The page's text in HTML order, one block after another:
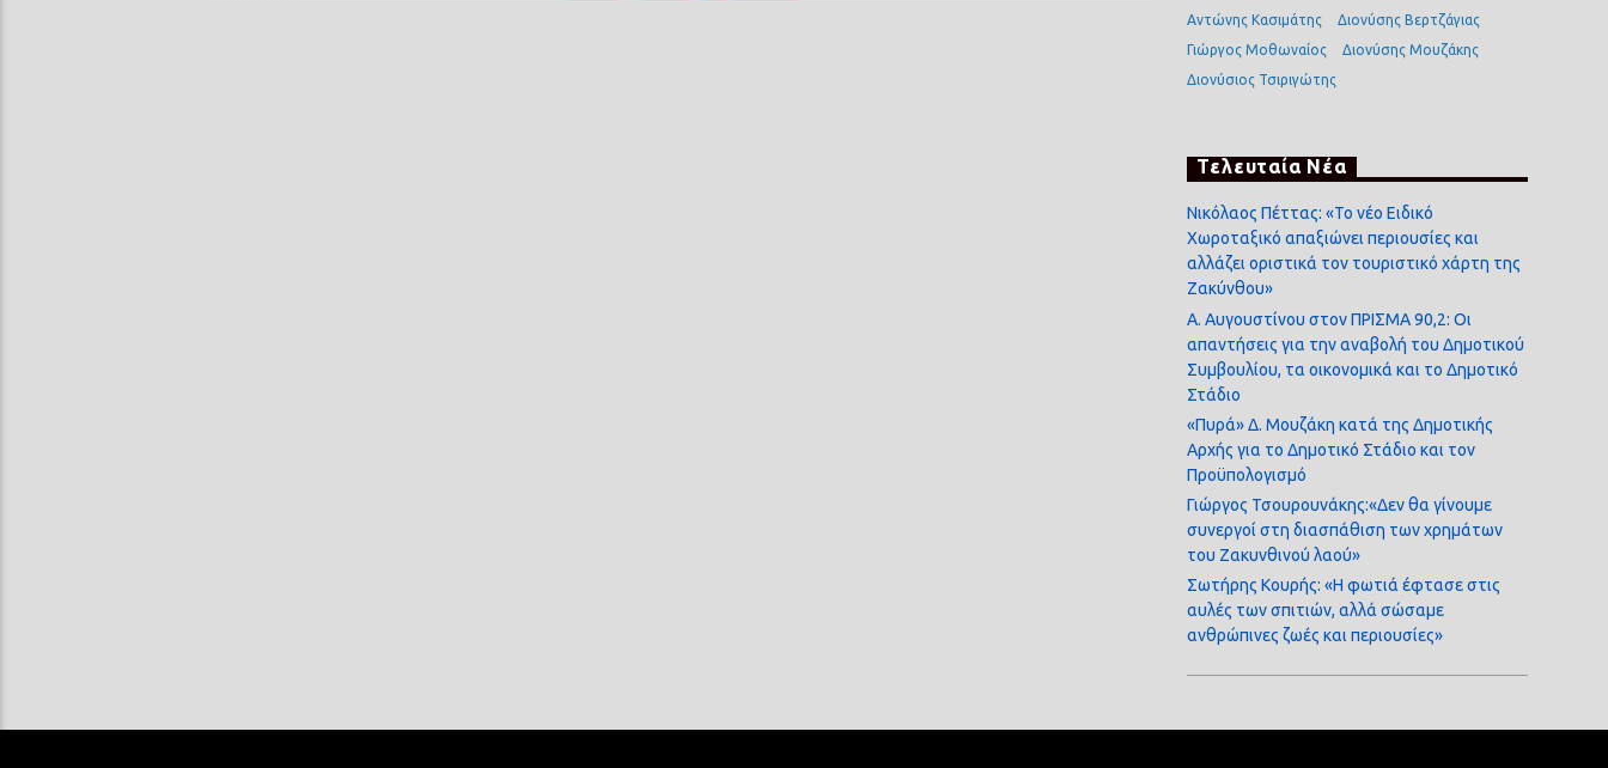
Αντώνης Κασιμάτης
Διονύσης Βερτζάγιας
Γιώργος Μοθωναίος
Διονύσης Μουζάκης
Διονύσιος Τσιριγώτης
Τελευταία Νέα
Νικόλαος Πέττας: «Το νέο Ειδικό
Χωροταξικό απαξιώνει περιουσίες και
αλλάζει οριστικά τον τουριστικό χάρτη της
Ζακύνθου»
Α. Αυγουστίνου στον ΠΡΙΣΜΑ 90,2: Οι
απαντήσεις για την αναβολή του Δημοτικού
Συμβουλίου, τα οικονομικά και το Δημοτικό
Στάδιο
«Πυρά» Δ. Μουζάκη κατά της Δημοτικής
Αρχής για το Δημοτικό Στάδιο και τον
Προϋπολογισμό
Γιώργος Τσουρουνάκης:«Δεν θα γίνουμε
συνεργοί στη διασπάθιση των χρημάτων
του Ζακυνθινού λαού»
Σωτήρης Κουρής: «Η φωτιά έφτασε στις
αυλές των σπιτιών, αλλά σώσαμε
ανθρώπινες ζωές και περιουσίες»